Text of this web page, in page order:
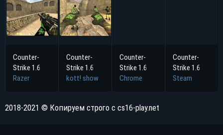
Counter-
Strike 1.6
Razer
Counter-
Strike 1.6
kott! show
Counter-
Strike 1.6
Chrome
Counter-
Strike 1.6
Steam
2018-2021 © Копируем строго с cs16-play.net